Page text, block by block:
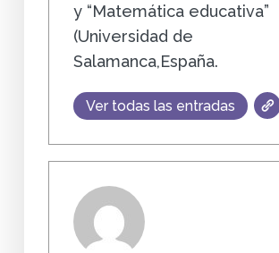
y “Matemática educativa”
(Universidad de
Salamanca,España.
Ver todas las entradas